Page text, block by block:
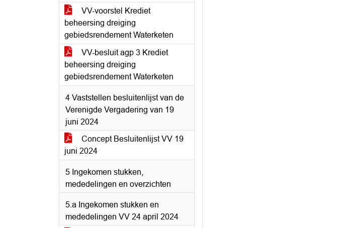
VV-voorstel Krediet
beheersing dreiging
gebiedsrendement Waterketen
VV-besluit agp 3 Krediet
beheersing dreiging
gebiedsrendement Waterketen
4 Vaststellen besluitenlijst van de
Verenigde Vergadering van 19
juni 2024
Concept Besluitenlijst VV 19
juni 2024
5 Ingekomen stukken,
mededelingen en overzichten
5.a Ingekomen stukken en
mededelingen VV 24 april 2024